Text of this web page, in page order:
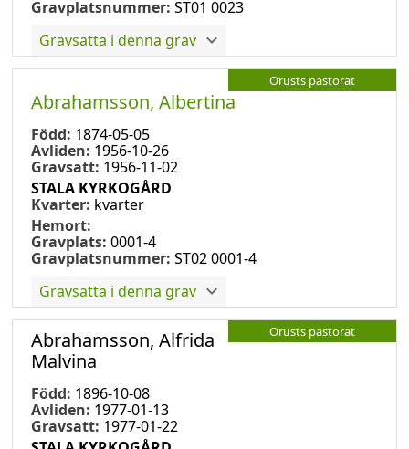
Gravplatsnummer: ST01 0023
Gravsatta i denna grav
Orusts pastorat
Abrahamsson, Albertina
Född: 1874-05-05
Avliden: 1956-10-26
Gravsatt: 1956-11-02
STALA KYRKOGÅRD
Kvarter: kvarter
Hemort:
Gravplats: 0001-4
Gravplatsnummer: ST02 0001-4
Gravsatta i denna grav
Orusts pastorat
Abrahamsson, Alfrida
Malvina
Född: 1896-10-08
Avliden: 1977-01-13
Gravsatt: 1977-01-22